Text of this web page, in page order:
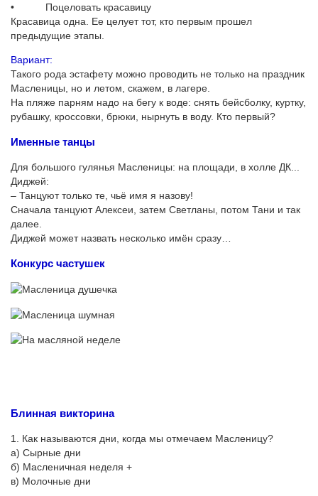
• Поцеловать красавицу
Красавица одна. Ее целует тот, кто первым прошел
предыдущие этапы.
Вариант:
Такого рода эстафету можно проводить не только на праздник
Масленицы, но и летом, скажем, в лагере.
На пляже парням надо на бегу к воде: снять бейсболку, куртку,
рубашку, кроссовки, брюки, нырнуть в воду. Кто первый?
Именные танцы
Для большого гулянья Масленицы: на площади, в холле ДК...
Диджей:
– Танцуют только те, чьё имя я назову!
Сначала танцуют Алексеи, затем Светланы, потом Тани и так
далее.
Диджей может назвать несколько имён сразу…
Конкурс частушек
Блинная викторина
1. Как называются дни, когда мы отмечаем Масленицу?
а) Сырные дни
б) Масленичная неделя +
в) Молочные дни